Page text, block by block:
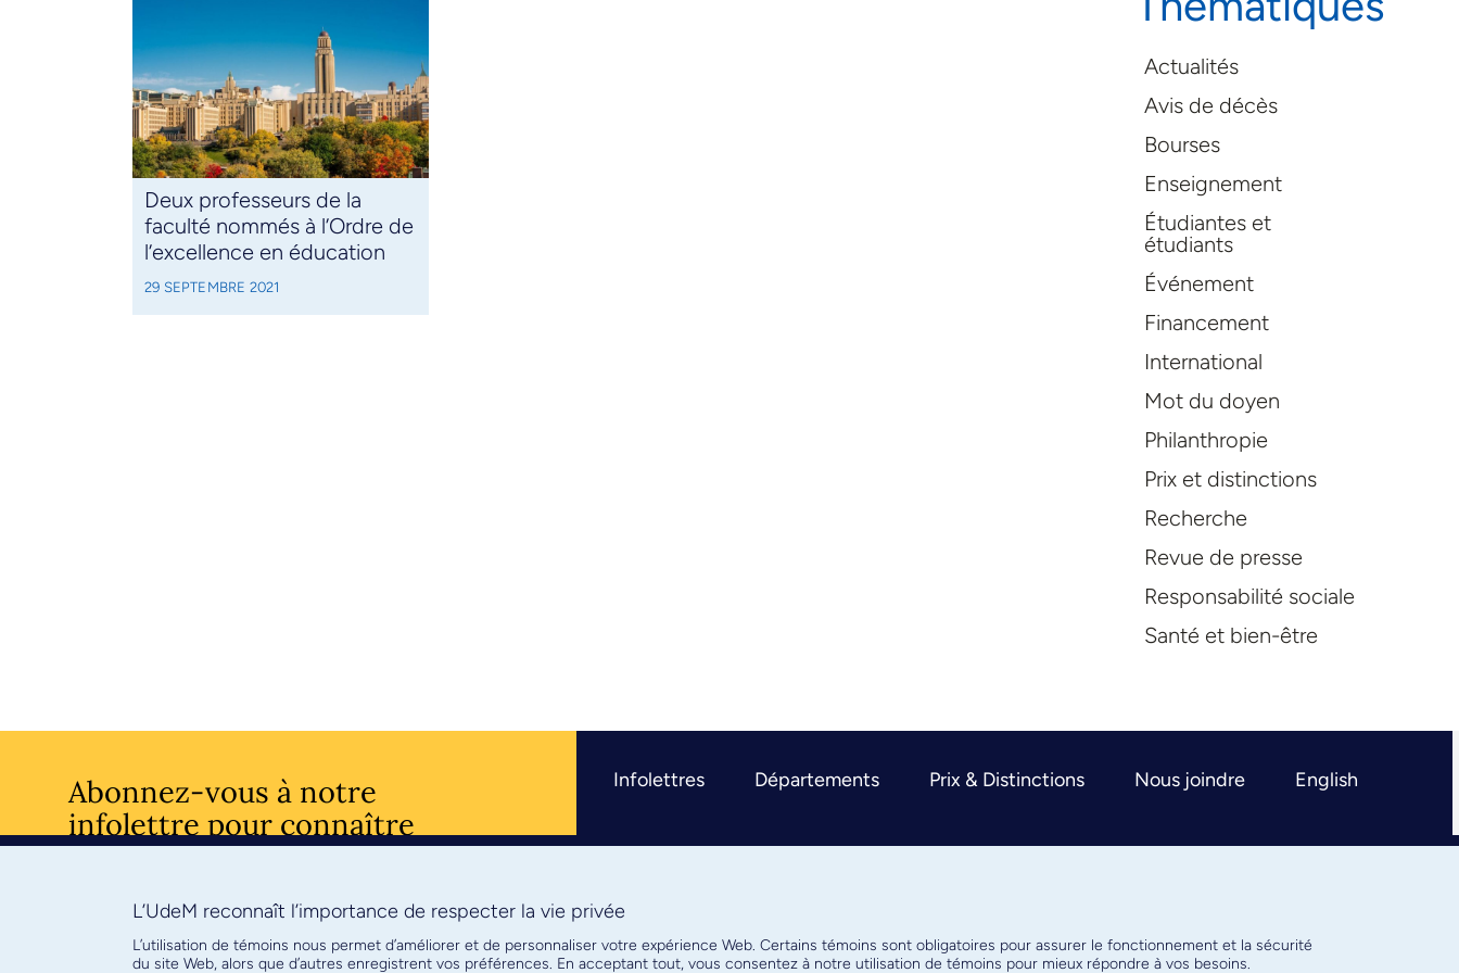
Deux professeurs de la
faculté nommés à l’Ordre de
l’excellence en éducation
29 SEPTEMBRE 2021
Actualités
Avis de décès
Bourses
Enseignement
Étudiantes et
étudiants
Événement
Financement
International
Mot du doyen
Philanthropie
Prix et distinctions
Recherche
Revue de presse
Responsabilité sociale
Santé et bien-être
Abonnez-vous à notre
infolettre pour connaître
l’actualité facultaire
S'ABONNER
Infolettres Départements Prix & Distinctions Nous joindre English
L’UdeM reconnaît l’importance de respecter la vie privée
L’utilisation de témoins nous permet d’améliorer et de personnaliser votre expérience Web. Certains témoins sont obligatoires pour assurer le fonctionnement et la sécurité
du site Web, alors que d’autres enregistrent vos préférences. En acceptant tout, vous consentez à notre utilisation de témoins pour mieux répondre à vos besoins.